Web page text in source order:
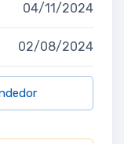
04/11/2024
02/08/2024